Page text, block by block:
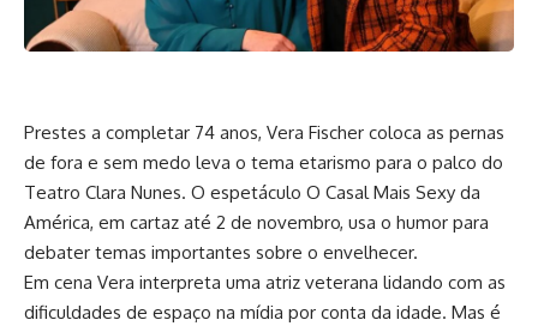
Prestes a completar 74 anos, Vera Fischer coloca as pernas
de fora e sem medo leva o tema etarismo para o palco do
Teatro Clara Nunes. O espetáculo O Casal Mais Sexy da
América, em cartaz até 2 de novembro, usa o humor para
debater temas importantes sobre o envelhecer.
Em cena Vera interpreta uma atriz veterana lidando com as
dificuldades de espaço na mídia por conta da idade. Mas é